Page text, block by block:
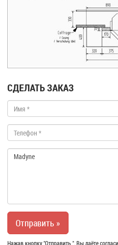
СДЕЛАТЬ ЗАКАЗ
Нажав кнопку "Отправить ", Вы даёте